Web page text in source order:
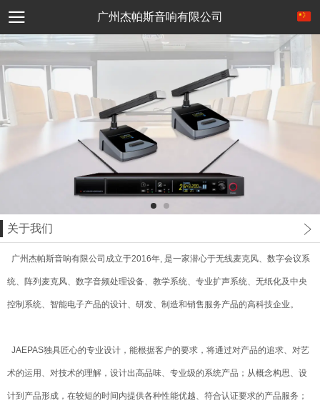
广州杰帕斯音响有限公司
关于我们
广州杰帕斯音响有限公司成立于2016年, 是一家潜心于无线麦克风、数字会议系
统、阵列麦克风、数字音频处理设备、教学系统、专业扩声系统、无纸化及中央
控制系统、智能电子产品的设计、研发、制造和销售服务产品的高科技企业。
JAEPAS独具匠心的专业设计，能根据客户的要求，将通过对产品的追求、对艺
术的运用、对技术的理解，设计出高品味、专业级的系统产品；从概念构思、设
计到产品形成，在较短的时间内提供各种性能优越、符合认证要求的产品服务；